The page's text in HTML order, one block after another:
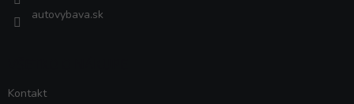
autovybava.sk
Kontakt